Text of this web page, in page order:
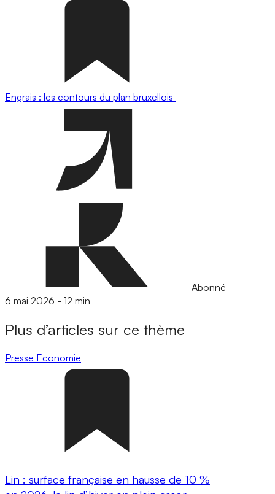
Engrais : les contours du plan bruxellois
Abonné
6 mai 2026 - 12 min
Plus d’articles sur ce thème
Presse Economie
Lin : surface française en hausse de 10 %